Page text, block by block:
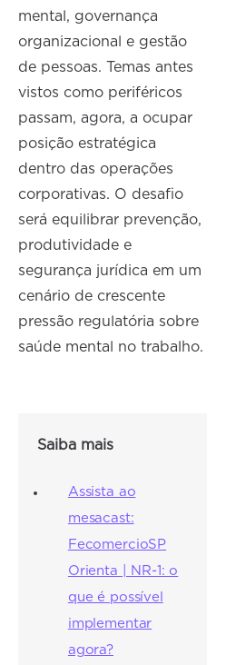
mental, governança
organizacional e gestão
de pessoas. Temas antes
vistos como periféricos
passam, agora, a ocupar
posição estratégica
dentro das operações
corporativas. O desafio
será equilibrar prevenção,
produtividade e
segurança jurídica em um
cenário de crescente
pressão regulatória sobre
saúde mental no trabalho.
Saiba mais
Assista ao
mesacast:
FecomercioSP
Orienta | NR-1: o
que é possível
implementar
agora?